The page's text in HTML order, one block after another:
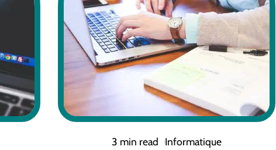
3 min read Informatique